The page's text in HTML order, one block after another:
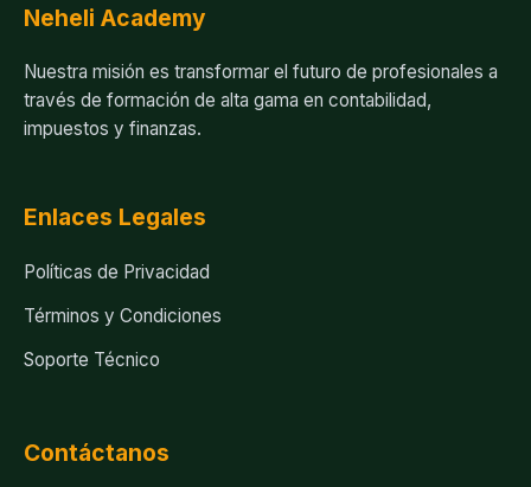
Neheli Academy
Nuestra misión es transformar el futuro de profesionales a
través de formación de alta gama en contabilidad,
impuestos y finanzas.
Enlaces Legales
Políticas de Privacidad
Términos y Condiciones
Soporte Técnico
Contáctanos